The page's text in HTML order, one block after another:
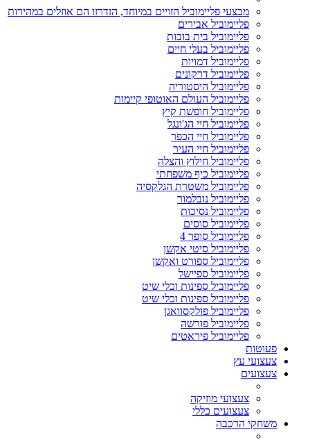
מבצעי פליימוביל הזויים במיוחד, הזדרזו הם אוזלים במהירות
פליימוביל אבירים
פליימוביל בית בובות
פליימוביל בעלי חיים
פליימוביל דמויות
פליימוביל דרקונים
פליימוביל היסטוריה
פליימוביל העולם האוטופי קיימות
פליימוביל חופשת קיץ
פליימוביל חיי הג'ונגל
פליימוביל חיי הכפר
פליימוביל חיי העיר
פליימוביל חילוץ והצלה
פליימוביל כיף משפחתי
פליימוביל משטרת הגלקסיה
פליימוביל נובלמור
פליימוביל נסיכות
פליימוביל סוסים
פליימוביל סופר 4
פליימוביל סיטי אקשן
פליימוביל ספורט ואקשן
פליימוביל ספיישל
פליימוביל ספינות וכלי שיט
פליימוביל ספינות וכלי שיט
פליימוביל פולקסוואגן
פליימוביל פורשה
פליימוביל פיראטים
פעוטות
צעצועי עץ
צעצועים
צעצועי מוזיקה
צעצועים כללי
משחקי הרכבה